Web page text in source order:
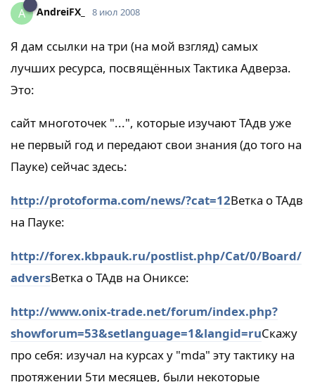
A AndreiFX_ 8 июл 2008
Я дам ссылки на три (на мой взгляд) самых
лучших ресурса, посвящённых Тактика Адверза.
Это:
сайт многоточек "...", которые изучают ТАдв уже
не первый год и передают свои знания (до того на
Пауке) сейчас здесь:
http://protoforma.com/news/?cat=12Ветка о ТАдв
на Пауке:
http://forex.kbpauk.ru/postlist.php/Cat/0/Board/
adversВетка о ТАдв на Ониксе:
http://www.onix-trade.net/forum/index.php?
showforum=53&setlanguage=1&langid=ruСкажу
про себя: изучал на курсах у "mda" эту тактику на
протяжении 5ти месяцев, были некоторые